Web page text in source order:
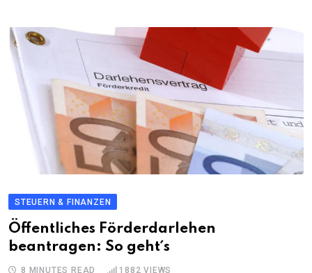
STEUERN & FINANZEN
Öffentliches Förderdarlehen
beantragen: So geht´s
8 MINUTES READ 1882 VIEWS